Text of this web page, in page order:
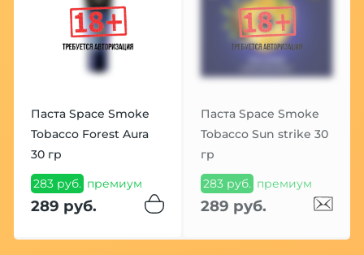
Паста Space Smoke
Tobacco Forest Aura
30 гр
283 руб. премиум
289 руб.
Паста Space Smoke
Tobacco Sun strike 30
гр
283 руб. премиум
289 руб.